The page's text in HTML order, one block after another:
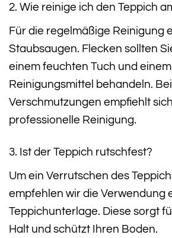
2. Wie reinige ich den Teppich
Für die regelmäßige Reinigung
Staubsaugen. Flecken sollten
einem feuchten Tuch und
Reinigungsmittel behandeln.
Verschmutzungen empfiehlt
professionelle Reinigung.
3. Ist der Teppich rutschfest?
Um ein Verrutschen des
empfehlen wir die Verwendung
Teppichunterlage. Diese sorgt
Halt und schützt Ihren Boden.